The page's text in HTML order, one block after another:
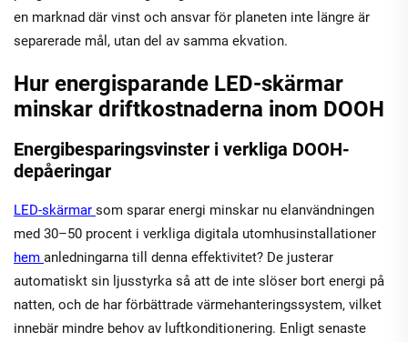
en marknad där vinst och ansvar för planeten inte längre är
separerade mål, utan del av samma ekvation.
Hur energisparande LED-skärmar
minskar driftkostnaderna inom DOOH
Energibesparingsvinster i verkliga DOOH-
depåeringar
LED-skärmar som sparar energi minskar nu elanvändningen
med 30–50 procent i verkliga digitala utomhusinstallationer
hem anledningarna till denna effektivitet? De justerar
automatiskt sin ljusstyrka så att de inte slöser bort energi på
natten, och de har förbättrade värmehanteringssystem, vilket
innebär mindre behov av luftkonditionering. Enligt senaste